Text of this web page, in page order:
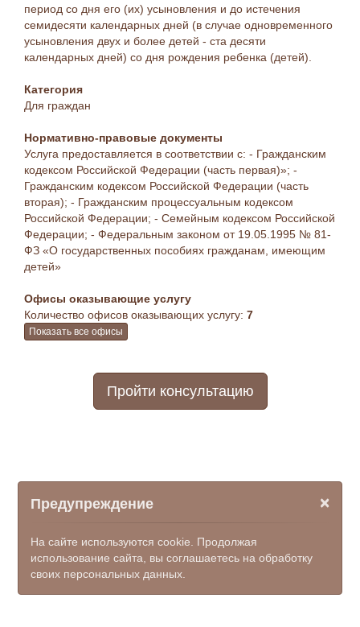
период со дня его (их) усыновления и до истечения
семидесяти календарных дней (в случае одновременного
усыновления двух и более детей - ста десяти
календарных дней) со дня рождения ребенка (детей).
Категория
Для граждан
Нормативно-правовые документы
Услуга предоставляется в соответствии с: - Гражданским
кодексом Российской Федерации (часть первая)»; -
Гражданским кодексом Российской Федерации (часть
вторая); - Гражданским процессуальным кодексом
Российской Федерации; - Семейным кодексом Российской
Федерации; - Федеральным законом от 19.05.1995 № 81-
ФЗ «О государственных пособиях гражданам, имеющим
детей»
Офисы оказывающие услугу
Количество офисов оказывающих услугу: 7
Показать все офисы
Пройти консультацию
×
Предупреждение
На сайте используются cookie. Продолжая
использование сайта, вы соглашаетесь на обработку
своих персональных данных.